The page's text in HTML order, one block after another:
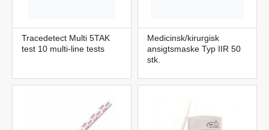
Tracedetect Multi 5TAK
test 10 multi-line tests
Medicinsk/kirurgisk
ansigtsmaske Typ IIR 50
stk.